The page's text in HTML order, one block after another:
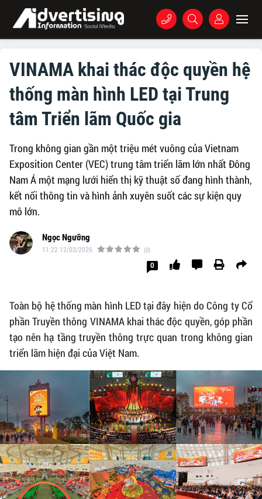
VINAMA khai thác độc quyền hệ
thống màn hình LED tại Trung
tâm Triển lãm Quốc gia
Trong không gian gần một triệu mét vuông của Vietnam
Exposition Center (VEC) trung tâm triển lãm lớn nhất Đông
Nam Á một mạng lưới hiển thị kỹ thuật số đang hình thành,
kết nối thông tin và hình ảnh xuyên suốt các sự kiện quy
mô lớn.
Ngọc Ngưỡng
11:22 12/03/2026 (0)
0
Toàn bộ hệ thống màn hình LED tại đây hiện do Công ty Cổ
phần Truyền thông VINAMA khai thác độc quyền, góp phần
tạo nên hạ tầng truyền thông trực quan trong không gian
triển lãm hiện đại của Việt Nam.